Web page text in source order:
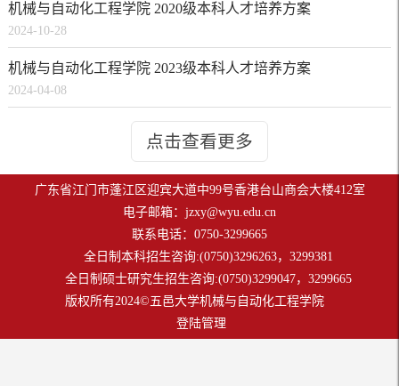
机械与自动化工程学院 2020级本科人才培养方案
2024-10-28
机械与自动化工程学院 2023级本科人才培养方案
2024-04-08
点击查看更多
广东省江门市蓬江区迎宾大道中99号香港台山商会大楼412室
电子邮箱： jzxy@wyu.edu.cn
联系电话：0750-3299665
全日制本科招生咨询:(0750)3296263，3299381
全日制硕士研究生招生咨询:(0750)3299047，3299665
版权所有2024©五邑大学机械与自动化工程学院
登陆管理